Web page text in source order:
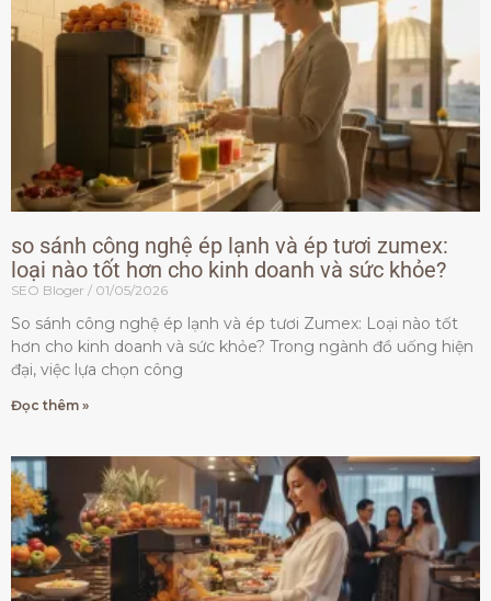
so sánh công nghệ ép lạnh và ép tươi zumex:
loại nào tốt hơn cho kinh doanh và sức khỏe?
SEO Bloger 01/05/2026
So sánh công nghệ ép lạnh và ép tươi Zumex: Loại nào tốt
hơn cho kinh doanh và sức khỏe? Trong ngành đồ uống hiện
đại, việc lựa chọn công
Đọc thêm »